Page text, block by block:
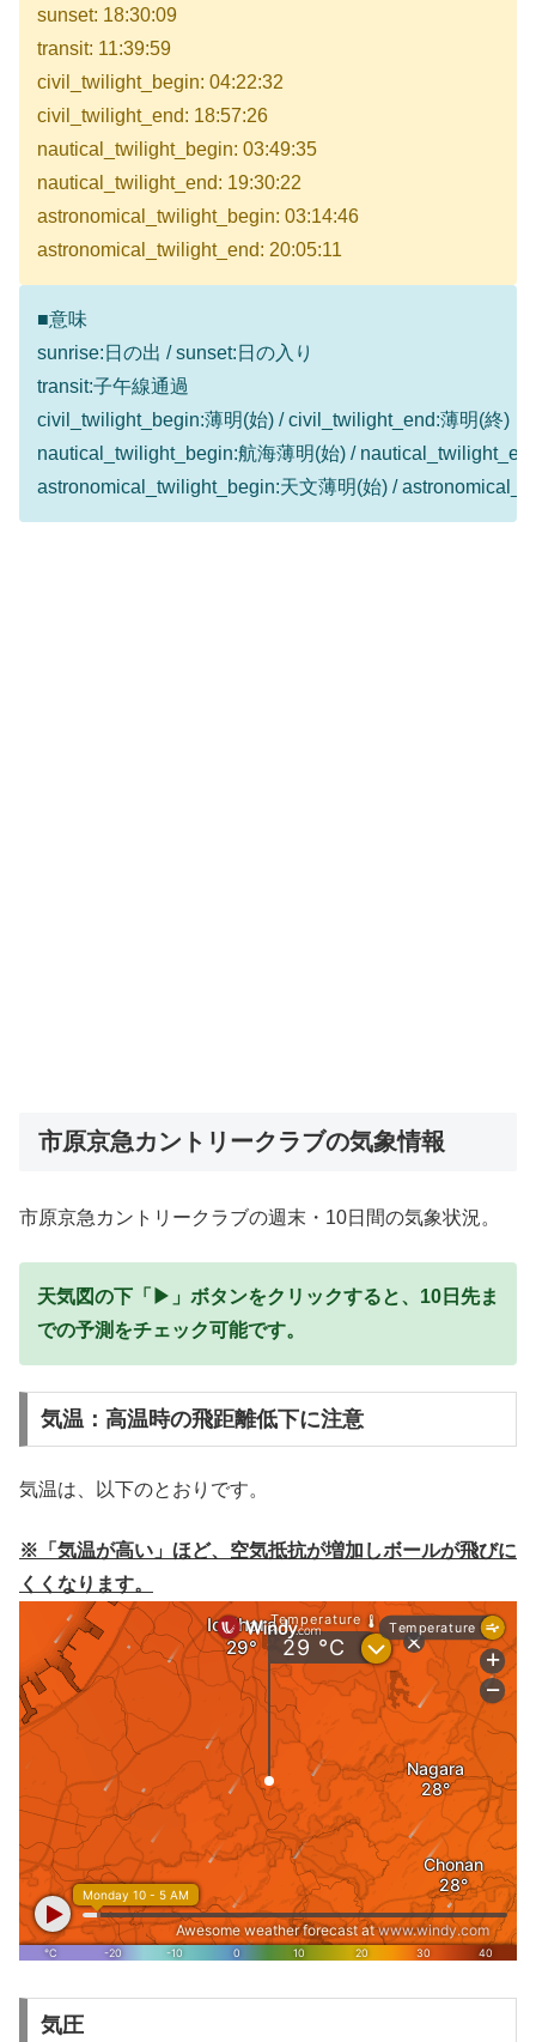
sunset: 18:30:09
transit: 11:39:59
civil_twilight_begin: 04:22:32
civil_twilight_end: 18:57:26
nautical_twilight_begin: 03:49:35
nautical_twilight_end: 19:30:22
astronomical_twilight_begin: 03:14:46
astronomical_twilight_end: 20:05:11
■意味
sunrise:日の出 / sunset:日の入り
transit:子午線通過
civil_twilight_begin:薄明(始) / civil_twilight_end:薄明(終)
nautical_twilight_begin:航海薄明(始) /
astronomical_twilight_begin:天文薄明(始) /
市原京急カントリークラブの気象情報
市原京急カントリークラブの週末・10日間の気象状況。
天気図の下「▶」ボタンをクリックすると、10日先ま
での予測をチェック可能です。
気温：高温時の飛距離低下に注意
気温は、以下のとおりです。
※「気温が高い」ほど、空気抵抗が増加しボールが飛びに
くくなります。
気圧